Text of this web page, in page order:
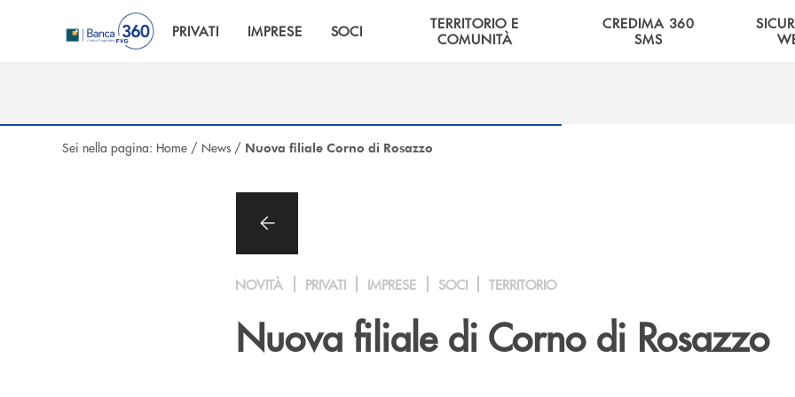
Salta al contenuto principale
PRIVATI IMPRESE SOCI
TERRITORIO E
COMUNITÀ
CREDIMA 360
SMS
Sei nella pagina: Home / News / Nuova filiale Corno di Rosazzo
NOVITÀ PRIVATI IMPRESE SOCI TERRITORIO
Nuova filiale di Corno di Rosazzo